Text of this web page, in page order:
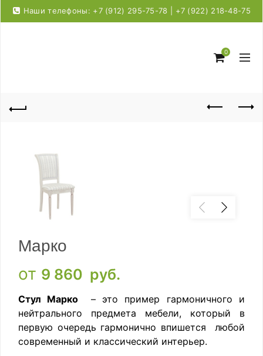
Наши телефоны: +7 (912) 295-75-78 | +7 (922) 218-48-75
0
Марко
от 9 860 руб.
Стул Марко
– это пример гармоничного и
нейтрального предмета мебели, который в
первую очередь гармонично впишется любой
современный и классический интерьер.